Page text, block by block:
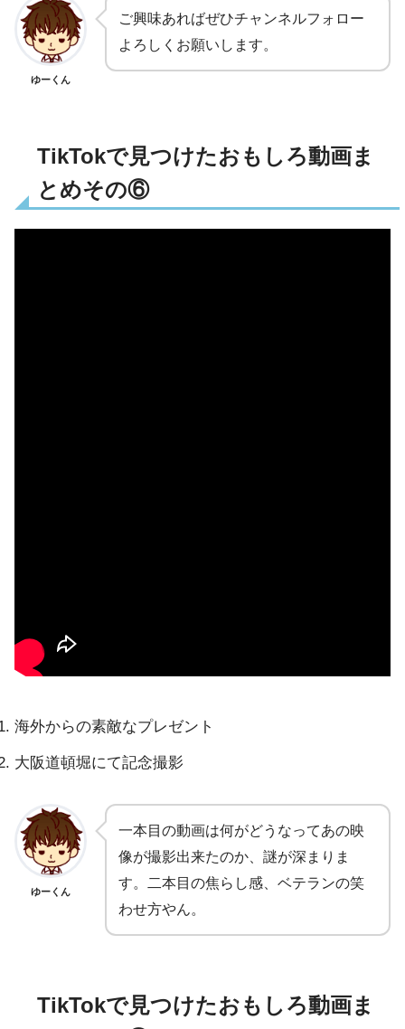
ゆーくん
ご興味あればぜひチャンネルフォロー
よろしくお願いします。
TikTokで見つけたおもしろ動画ま
とめその⑥
海外からの素敵なプレゼント
大阪道頓堀にて記念撮影
ゆーくん
一本目の動画は何がどうなってあの映
像が撮影出来たのか、謎が深まりま
す。二本目の焦らし感、ベテランの笑
わせ方やん。
TikTokで見つけたおもしろ動画ま